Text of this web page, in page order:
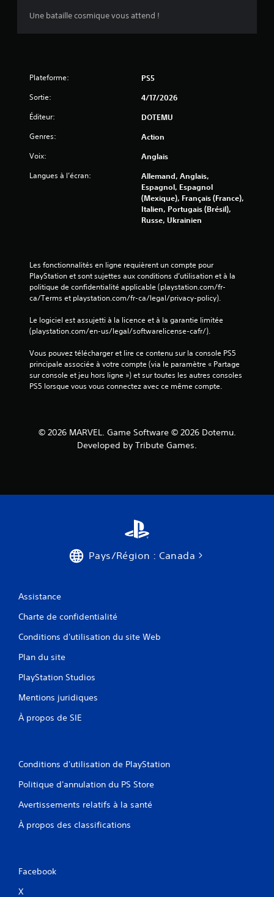
Une bataille cosmique vous attend !
Plateforme: PS5
Sortie: 4/17/2026
Éditeur: DOTEMU
Genres: Action
Voix: Anglais
Langues à l’écran:
Allemand, Anglais,
Espagnol, Espagnol
(Mexique), Français (France),
Italien, Portugais (Brésil),
Russe, Ukrainien
Les fonctionnalités en ligne requièrent un compte pour
PlayStation et sont sujettes aux conditions d’utilisation et à la
politique de confidentialité applicable (playstation.com/fr-
ca/Terms et playstation.com/fr-ca/legal/privacy-policy).
Le logiciel est assujetti à la licence et à la garantie limitée
(playstation.com/en-us/legal/softwarelicense-cafr/).
Vous pouvez télécharger et lire ce contenu sur la console PS5
principale associée à votre compte (via le paramètre « Partage
sur console et jeu hors ligne ») et sur toutes les autres consoles
PS5 lorsque vous vous connectez avec ce même compte.
© 2026 MARVEL. Game Software © 2026 Dotemu.
Developed by Tribute Games.
Pays/Région : Canada
Assistance
Charte de confidentialité
Conditions d'utilisation du site Web
Plan du site
PlayStation Studios
Mentions juridiques
À propos de SIE
Conditions d'utilisation de PlayStation
Politique d'annulation du PS Store
Avertissements relatifs à la santé
À propos des classifications
Facebook
X